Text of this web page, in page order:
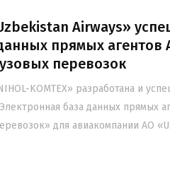
Airways»
прямых
перевозок
KOMTEX» разработана и
база данных прямых
для авиакомпании АО